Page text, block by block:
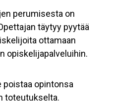
perumisesta on
täytyy pyytää
ottamaan
opiskelijapalveluihin.
poistaa opintonsa
toteutukselta.